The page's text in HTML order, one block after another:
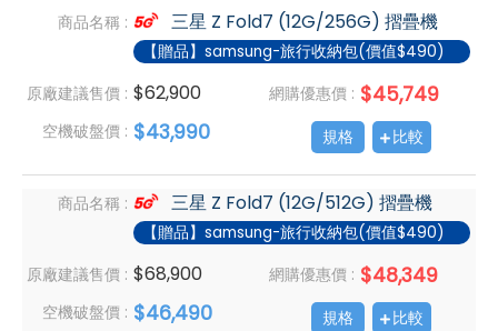
商品名稱 : 三星 Z Fold7 (12G/256G) 摺疊機
【贈品】samsung-旅行收納包(價值$490)
原廠建議售價 : $62,900 網購優惠價 : $45,749
空機破盤價 : $43,990 規格 比較
商品名稱 : 三星 Z Fold7 (12G/512G) 摺疊機
【贈品】samsung-旅行收納包(價值$490)
原廠建議售價 : $68,900 網購優惠價 : $48,349
空機破盤價 : $46,490 規格 比較